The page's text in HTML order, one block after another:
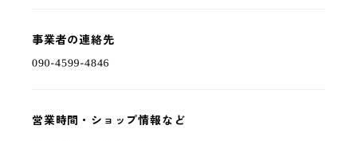
事業者の連絡先
営業時間・ショップ情報など